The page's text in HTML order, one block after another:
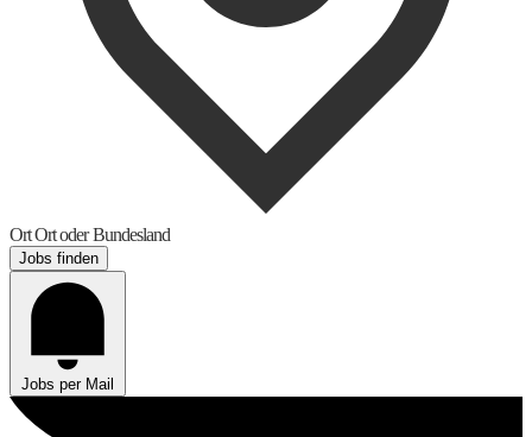
OrtOrt oder Bundesland
Jobs finden
Jobs per Mail